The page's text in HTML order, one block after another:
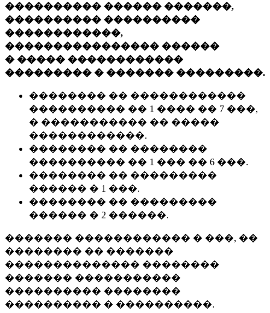
���������� ������ �������,
���������� ����������
������������,
���������������� ������
� ����� ������������
��������� � ������� ���������.
�������� �� ������������
���������� �� 1 ���� �� 7 ���,
� ����������� �� �����
������������.
�������� �� ��������
���������� �� 1 ��� �� 6 ���.
�������� �� ���������
������ � 1 ���.
�������� �� ���������
������ � 2 ������.
������� ������������ � ���, ��
�������� �� �������
�������������� ��������
������� �����������
���������� ��������
���������� � ����������.